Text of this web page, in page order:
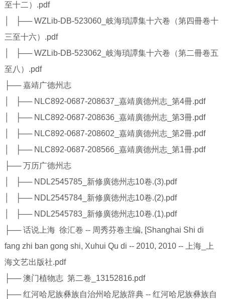
至十二）.pdf
│ ├── WZLib-DB-523060_岐海瑣譚集十六卷（第四冊卷十
三至十六）.pdf
│ ├── WZLib-DB-523062_岐海瑣譚集十六卷（第二冊卷五
至八）.pdf
├── 嘉靖广德州志
│ ├── NLC892-0687-208637_嘉靖廣德州志_第4冊.pdf
│ ├── NLC892-0687-208636_嘉靖廣德州志_第3冊.pdf
│ ├── NLC892-0687-208602_嘉靖廣德州志_第2冊.pdf
│ ├── NLC892-0687-208566_嘉靖廣德州志_第1冊.pdf
├── 万历广德州志
│ ├── NDL2545785_新修廣徳州志10卷.(3).pdf
│ ├── NDL2545784_新修廣徳州志10卷.(2).pdf
│ ├── NDL2545783_新修廣徳州志10卷.(1).pdf
├── 话说上海 徐汇卷 -- 周秀芬卷主编, [Shanghai Shi di
fang zhi ban gong shi, Xuhui Qu di -- 2010, 2010 -- 上海_上
海文艺出版社.pdf
├── 澳门植物志 第二卷_13152816.pdf
├── 红河哈尼族彝族自治州哈尼族辞典 -- 红河哈尼族彝族自